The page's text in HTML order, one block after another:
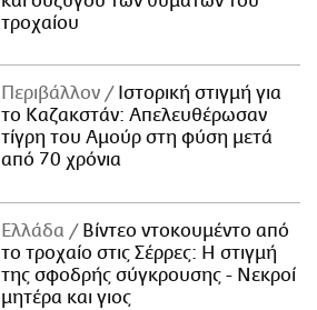
τροχαίου
Περιβάλλον
Ιστορική στιγμή για
το Καζακστάν: Απελευθέρωσαν
τίγρη του Αμούρ στη φύση μετά
από 70 χρόνια
Ελλάδα
Βίντεο ντοκουμέντο από
το τροχαίο στις Σέρρες: Η στιγμή
της σφοδρής σύγκρουσης - Νεκροί
μητέρα και γιος